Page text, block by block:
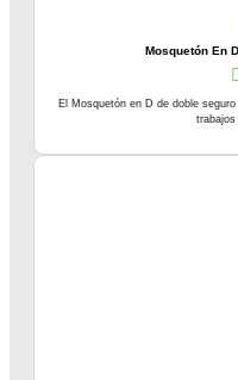
Mosquetón En
El Mosquetón en D de doble